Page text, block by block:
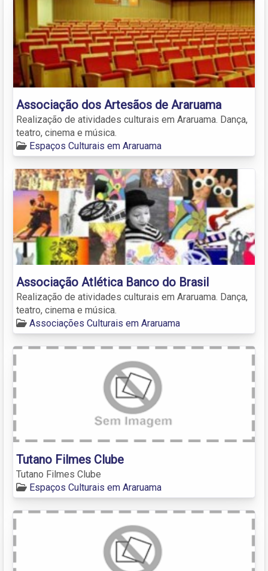
Associação dos Artesãos de Araruama
Realização de atividades culturais em Araruama. Dança,
teatro, cinema e música.
Espaços Culturais em Araruama
Associação Atlética Banco do Brasil
Realização de atividades culturais em Araruama. Dança,
teatro, cinema e música.
Associações Culturais em Araruama
Tutano Filmes Clube
Tutano Filmes Clube
Espaços Culturais em Araruama